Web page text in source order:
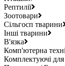
Рептилії
Зоотовари
Сільгосп тварини
Інші тварини
В'язка
Комп'ютерна
Комплектуючі